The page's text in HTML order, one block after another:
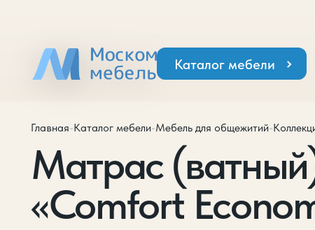
Каталог мебели
Главная-Каталог мебели-Мебель для общежитий-
Матрас
«Comfort